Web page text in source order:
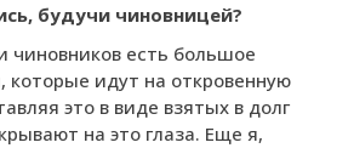
будучи чиновницей?
чиновников есть большое
которые идут на откровенную
это в виде взятых в долг
на это глаза. Еще я,